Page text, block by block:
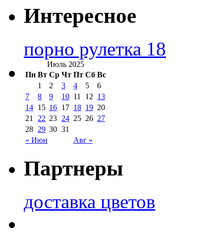
Интересное
порно рулетка 18
Июль 2025
Пн Вт Ср Чт Пт Сб Вс
« Июн Авг »
1 2 3 4 5
6
7
8 9 10 11 12 13
14 15 16 17 18 19 20
21
22 23 24 25 26 27
28 29 30 31
Партнеры
доставка цветов